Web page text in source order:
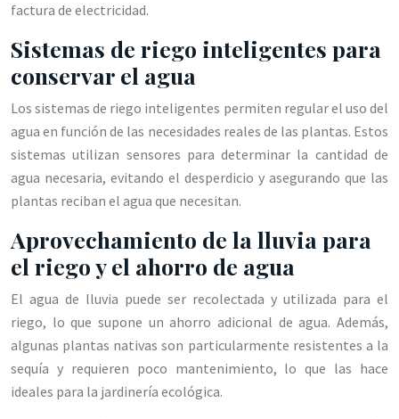
factura de electricidad.
Sistemas de riego inteligentes para
conservar el agua
Los sistemas de riego inteligentes permiten regular el uso del
agua en función de las necesidades reales de las plantas. Estos
sistemas utilizan sensores para determinar la cantidad de
agua necesaria, evitando el desperdicio y asegurando que las
plantas reciban el agua que necesitan.
Aprovechamiento de la lluvia para
el riego y el ahorro de agua
El agua de lluvia puede ser recolectada y utilizada para el
riego, lo que supone un ahorro adicional de agua. Además,
algunas plantas nativas son particularmente resistentes a la
sequía y requieren poco mantenimiento, lo que las hace
ideales para la jardinería ecológica.